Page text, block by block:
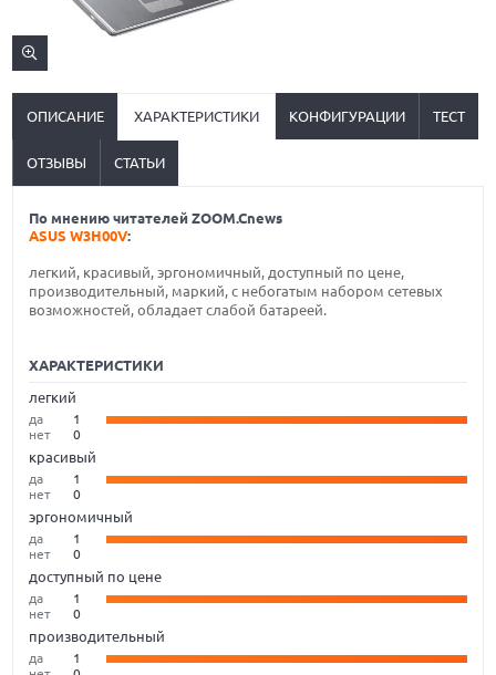
ОПИСАНИЕ ХАРАКТЕРИСТИКИ КОНФИГУРАЦИИ ТЕСТ
ОТЗЫВЫ СТАТЬИ
По мнению читателей ZOOM.Cnews
ASUS W3H00V:
легкий, красивый, эргономичный, доступный по цене,
производительный, маркий, с небогатым набором сетевых
возможностей, обладает слабой батареей.
ХАРАКТЕРИСТИКИ
легкий
да
1
нет
0
красивый
да
1
нет
0
эргономичный
да
1
нет
0
доступный по цене
да
1
нет
0
производительный
да
1